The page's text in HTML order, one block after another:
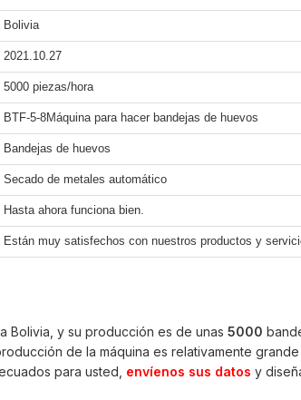
Bolivia
2021.10.27
5000 piezas/hora
BTF-5-8Máquina para hacer bandejas de huevos
Bandejas de huevos
Secado de metales automático
Hasta ahora funciona bien.
Están muy satisfechos con nuestros productos y
Bolivia, y su producción es de unas 5000
de la máquina es relativamente
para usted, envíenos sus datos y